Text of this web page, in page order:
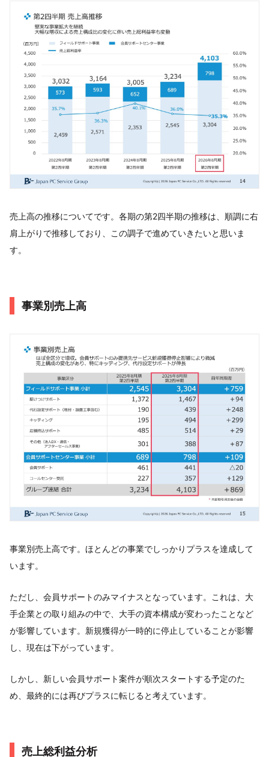
売上高の推移についてです。各期の第2四半期の推移は、順調に右
肩上がりで推移しており、この調子で進めていきたいと思いま
す。
事業別売上高
事業別売上高です。ほとんどの事業でしっかりプラスを達成して
います。
ただし、会員サポートのみマイナスとなっています。これは、大
手企業との取り組みの中で、大手の資本構成が変わったことなど
が影響しています。新規獲得が一時的に停止していることが影響
し、現在は下がっています。
しかし、新しい会員サポート案件が順次スタートする予定のた
め、最終的には再びプラスに転じると考えています。
売上総利益分析